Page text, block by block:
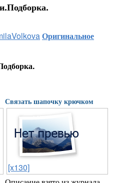
Оригинальное
Связать шапочку крючком
[x130]